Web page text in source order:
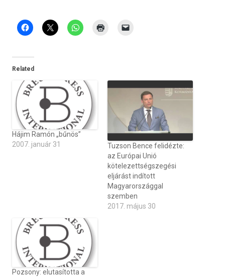
Related
Hájim Ramón „bűnös”
2007. január 31
Tuzson Bence felidézte:
az Európai Unió
kötelezettségszegési
eljárást indított
Magyarországgal
szemben
2017. május 30
Pozsony: elutasította a